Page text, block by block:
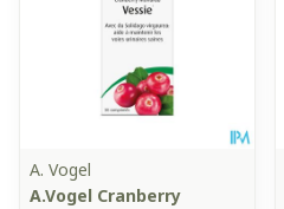
A. Vogel
A.Vogel Cranberry